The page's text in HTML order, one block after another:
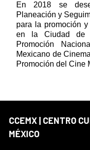
En 2018 se
Planeación y
para la promoción
en la Ciudad de
Promoción
Mexicano de
Promoción del Cine
CCEMX | CENTRO
MÉXICO